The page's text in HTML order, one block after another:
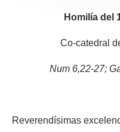
Homilía del
Co-catedral
Num 6,22-27;
Reverendísimas